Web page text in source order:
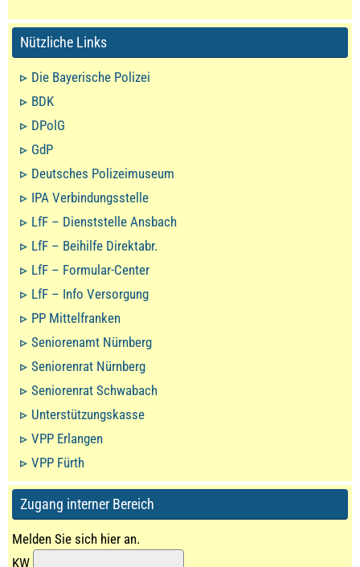
Nützliche Links
Die Bayerische Polizei
BDK
DPolG
GdP
Deutsches Polizeimuseum
IPA Verbindungsstelle
LfF – Dienststelle Ansbach
LfF – Beihilfe Direktabr.
LfF – Formular-Center
LfF – Info Versorgung
PP Mittelfranken
Seniorenamt Nürnberg
Seniorenrat Nürnberg
Seniorenrat Schwabach
Unterstützungskasse
VPP Erlangen
VPP Fürth
Zugang interner Bereich
Melden Sie sich hier an.
KW